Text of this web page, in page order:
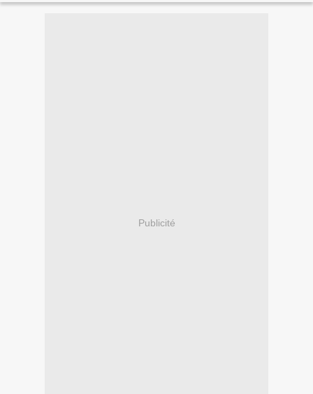
Publicité